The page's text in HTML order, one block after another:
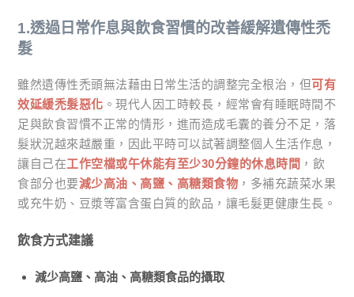
1.透過日常作息與飲食習慣的改善緩解遺傳性禿
髮
雖然遺傳性禿頭無法藉由日常生活的調整完全根治，但可有
效延緩禿髮惡化 。現代人因工時較長，經常會有睡眠時間不
足與飲食習慣不正常的情形，進而造成毛囊的養分不足，落
髮狀況越來越嚴重，因此平時可以試著調整個人生活作息，
讓自己在工作空檔或午休能有至少30分鐘的休息時間 ，飲
食部分也要減少高油、高鹽、高糖類食物 ，多補充蔬菜水果
或充牛奶、豆漿等富含蛋白質的飲品，讓毛髮更健康生長。
飲食方式建議
減少高鹽、高油、高糖類食品的攝取